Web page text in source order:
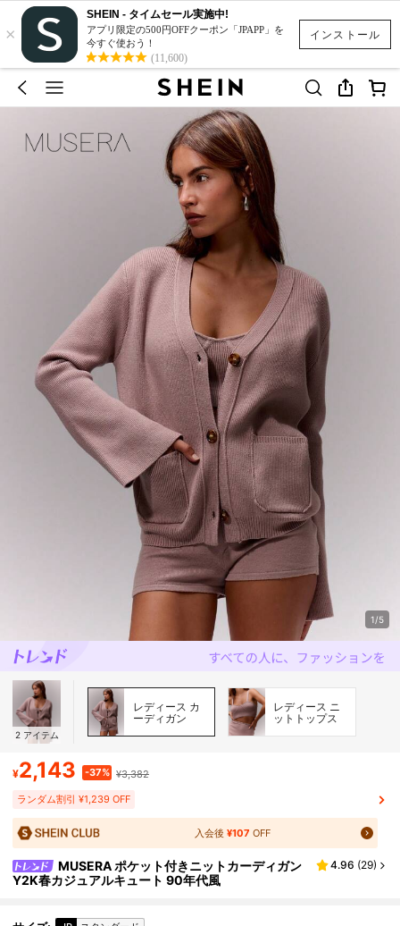
インストール
×
SHEIN - タイムセール実施中!
アプリ限定の500円OFFクーポン「JPAPP」を
今すぐ使おう！
(11,600)
1/5
2 アイテム
レディース カ
ーディガン
レディース ニ
ットトップス
¥2,143 -37% ¥3,382
ランダム割引 ¥1,239 OFF
入会後¥107 OFF
MUSERA ポケット付きニットカーディガン
Y2K春カジュアルキュート 90年代風
4.96 (29)